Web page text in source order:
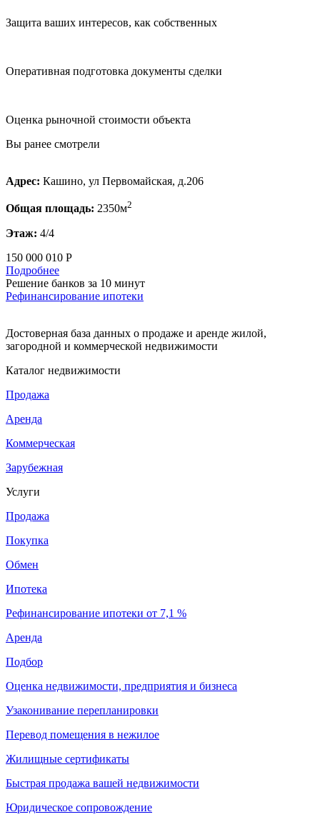
Защита ваших интересов, как собственных
Оперативная подготовка документы сделки
Оценка рыночной стоимости объекта
Вы ранее смотрели
Адрес: Кашино, ул Первомайская, д.206
Общая площадь: 2350м2
Этаж: 4/4
150 000 010 Р
Подробнее
Решение банков за 10 минут
Рефинансирование ипотеки
Достоверная база данных о продаже и аренде жилой,
загородной и коммерческой недвижимости
Каталог недвижимости
Продажа
Аренда
Коммерческая
Зарубежная
Услуги
Продажа
Покупка
Обмен
Ипотека
Рефинансирование ипотеки от 7,1 %
Аренда
Подбор
Оценка недвижимости, предприятия и бизнеса
Узаконивание перепланировки
Перевод помещения в нежилое
Жилищные сертификаты
Быстрая продажа вашей недвижимости
Юридическое сопровождение